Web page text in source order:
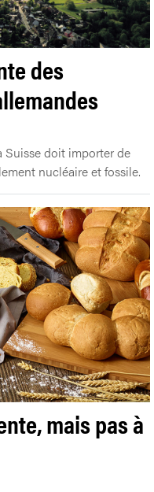
des
Suisse doit importer de
nucléaire et fossile.
mais pas à